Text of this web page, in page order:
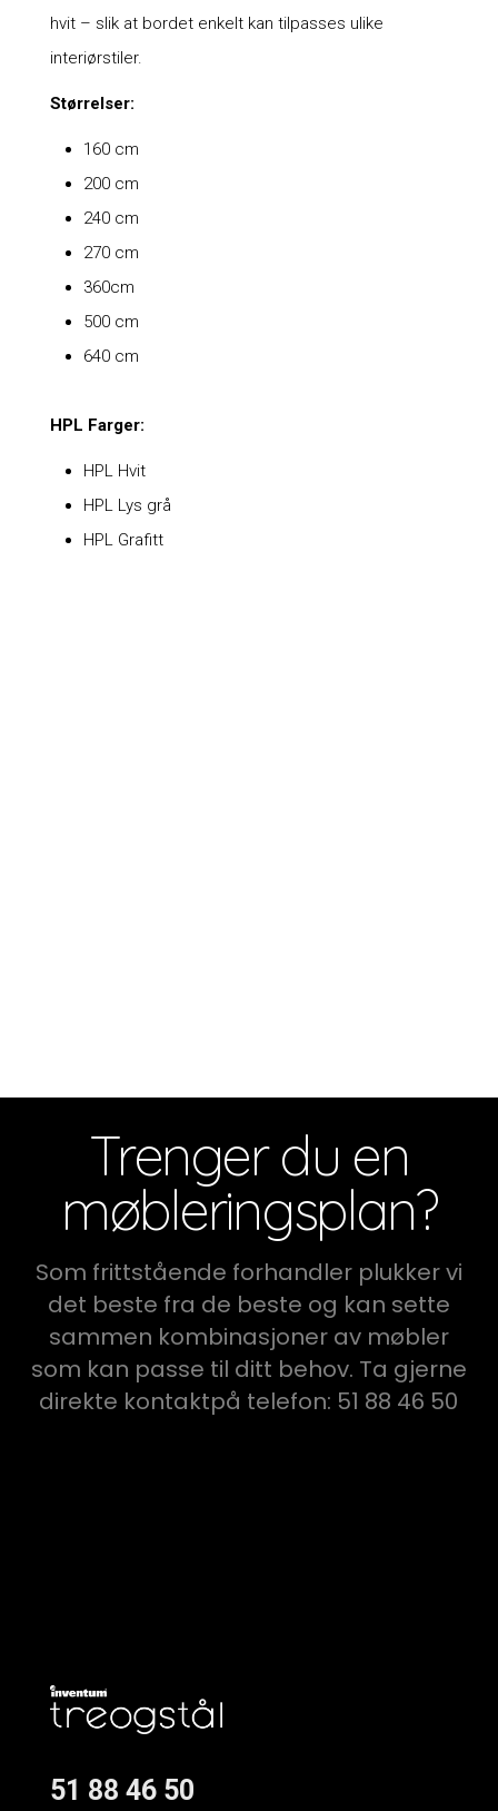
hvit – slik at bordet enkelt kan tilpasses ulike
interiørstiler.
Størrelser:
160 cm
200 cm
240 cm
270 cm
360cm
500 cm
640 cm
HPL Farger:
HPL Hvit
HPL Lys grå
HPL Grafitt
Trenger du en
møbleringsplan?
Som frittstående forhandler plukker vi
det beste fra de beste og kan sette
sammen kombinasjoner av møbler
som kan passe til ditt behov. Ta gjerne
direkte kontaktpå telefon: 51 88 46 50
51 88 46 50